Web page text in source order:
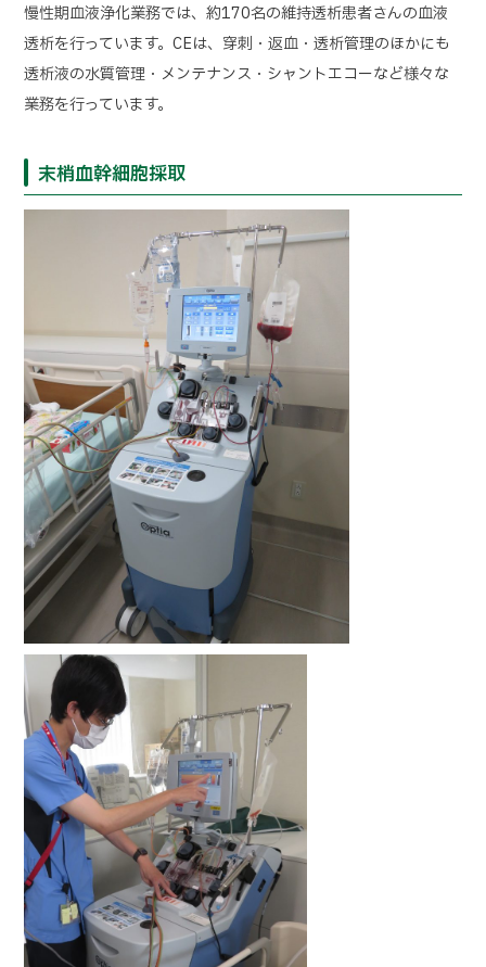
慢性期血液浄化業務では、約170名の維持透析患者さんの血液
透析を行っています。CEは、穿刺・返血・透析管理のほかにも
透析液の水質管理・メンテナンス・シャントエコーなど様々な
業務を行っています。
末梢血幹細胞採取